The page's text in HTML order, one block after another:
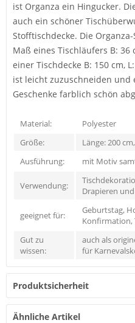
ist Organza ein Hingucker.
auch ein schöner
Stofftischdecke. Die
Maß eines Tischläufers B: 36
einer Tischdecke B: 150 cm,
ist leicht zuzuschneiden und
Geschenke farblich schön
Material:
Polyester
Größe:
Länge: 200
Ausführung:
mit Motiv
Verwendung:
Drapieren
geeignet für:
Geburtstag,
Konfirmation,
Gut zu
wissen:
auch als
für
Produktsicherheit
Ähnliche Artikel